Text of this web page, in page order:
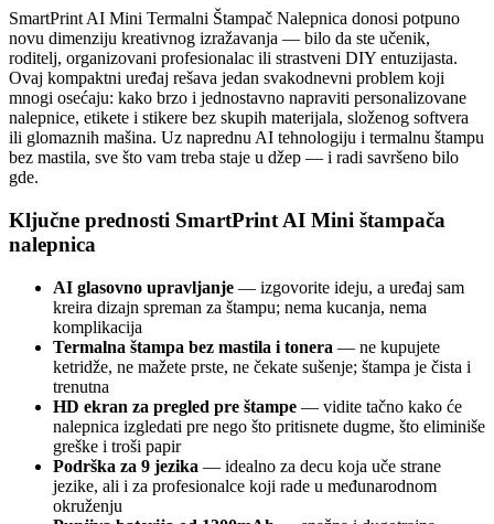
SmartPrint AI Mini Termalni Štampač Nalepnica donosi potpuno
novu dimenziju kreativnog izražavanja — bilo da ste učenik,
roditelj, organizovani profesionalac ili strastveni DIY entuzijasta.
Ovaj kompaktni uređaj rešava jedan svakodnevni problem koji
mnogi osećaju: kako brzo i jednostavno napraviti personalizovane
nalepnice, etikete i stikere bez skupih materijala, složenog softvera
ili glomaznih mašina. Uz naprednu AI tehnologiju i termalnu štampu
bez mastila, sve što vam treba staje u džep — i radi savršeno bilo
gde.
Ključne prednosti SmartPrint AI Mini štampača
nalepnica
AI glasovno upravljanje — izgovorite ideju, a uređaj sam
kreira dizajn spreman za štampu; nema kucanja, nema
komplikacija
Termalna štampa bez mastila i tonera — ne kupujete
ketridže, ne mažete prste, ne čekate sušenje; štampa je čista i
trenutna
HD ekran za pregled pre štampe — vidite tačno kako će
nalepnica izgledati pre nego što pritisnete dugme, što eliminiše
greške i troši papir
Podrška za 9 jezika — idealno za decu koja uče strane
jezike, ali i za profesionalce koji rade u međunarodnom
okruženju